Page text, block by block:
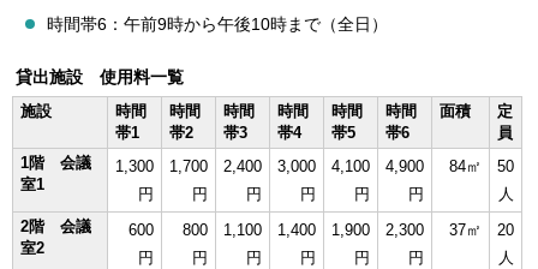
時間帯6：午前9時から午後10時まで（全日）
貸出施設 使用料一覧
施設
時間
帯1
時間
帯2
時間
帯3
時間
帯4
時間
帯5
時間
帯6
面積
定
員
1階 会議
室1
1,300
円
1,700
円
2,400
円
3,000
円
4,100
円
4,900
円
84㎡
50
人
2階 会議
室2
600
円
800
円
1,100
円
1,400
円
1,900
円
2,300
円
37㎡
20
人